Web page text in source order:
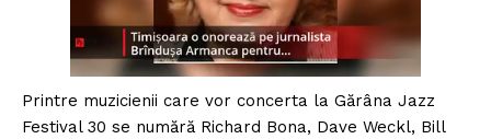
Printre muzicienii care vor concerta la Gărâna Jazz
Festival 30 se numără Richard Bona, Dave Weckl, Bill